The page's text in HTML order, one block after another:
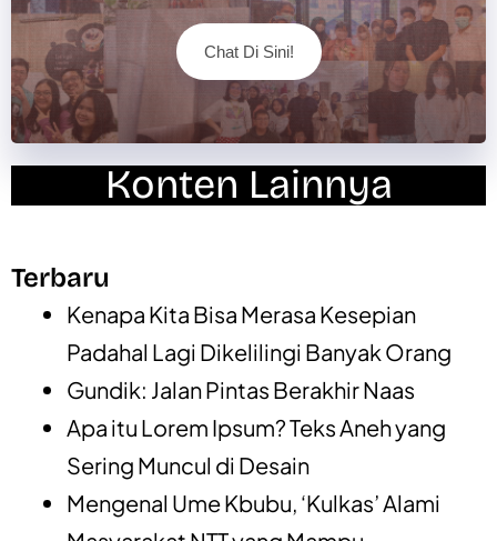
Chat Di Sini!
Konten Lainnya
Terbaru
Kenapa Kita Bisa Merasa Kesepian
Padahal Lagi Dikelilingi Banyak Orang
Gundik: Jalan Pintas Berakhir Naas
Apa itu Lorem Ipsum? Teks Aneh yang
Sering Muncul di Desain
Mengenal Ume Kbubu, ‘Kulkas’ Alami